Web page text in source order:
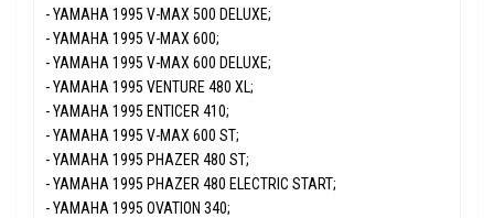
- YAMAHA 1995 V-MAX 500 DELUXE;
- YAMAHA 1995 V-MAX 600;
- YAMAHA 1995 V-MAX 600 DELUXE;
- YAMAHA 1995 VENTURE 480 XL;
- YAMAHA 1995 ENTICER 410;
- YAMAHA 1995 V-MAX 600 ST;
- YAMAHA 1995 PHAZER 480 ST;
- YAMAHA 1995 PHAZER 480 ELECTRIC START;
- YAMAHA 1995 OVATION 340;